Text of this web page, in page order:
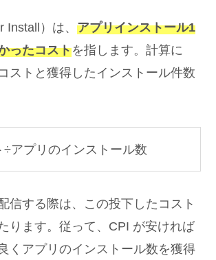
Install）は、アプリインストール1
ったコストを指します。計算に
ストと獲得したインストール件数
÷アプリのインストール数
信する際は、この投下したコスト
ります。従って、CPI が安ければ
くアプリのインストール数を獲得